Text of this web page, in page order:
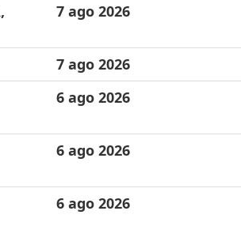
7 ago 2026
7 ago 2026
6 ago 2026
6 ago 2026
6 ago 2026